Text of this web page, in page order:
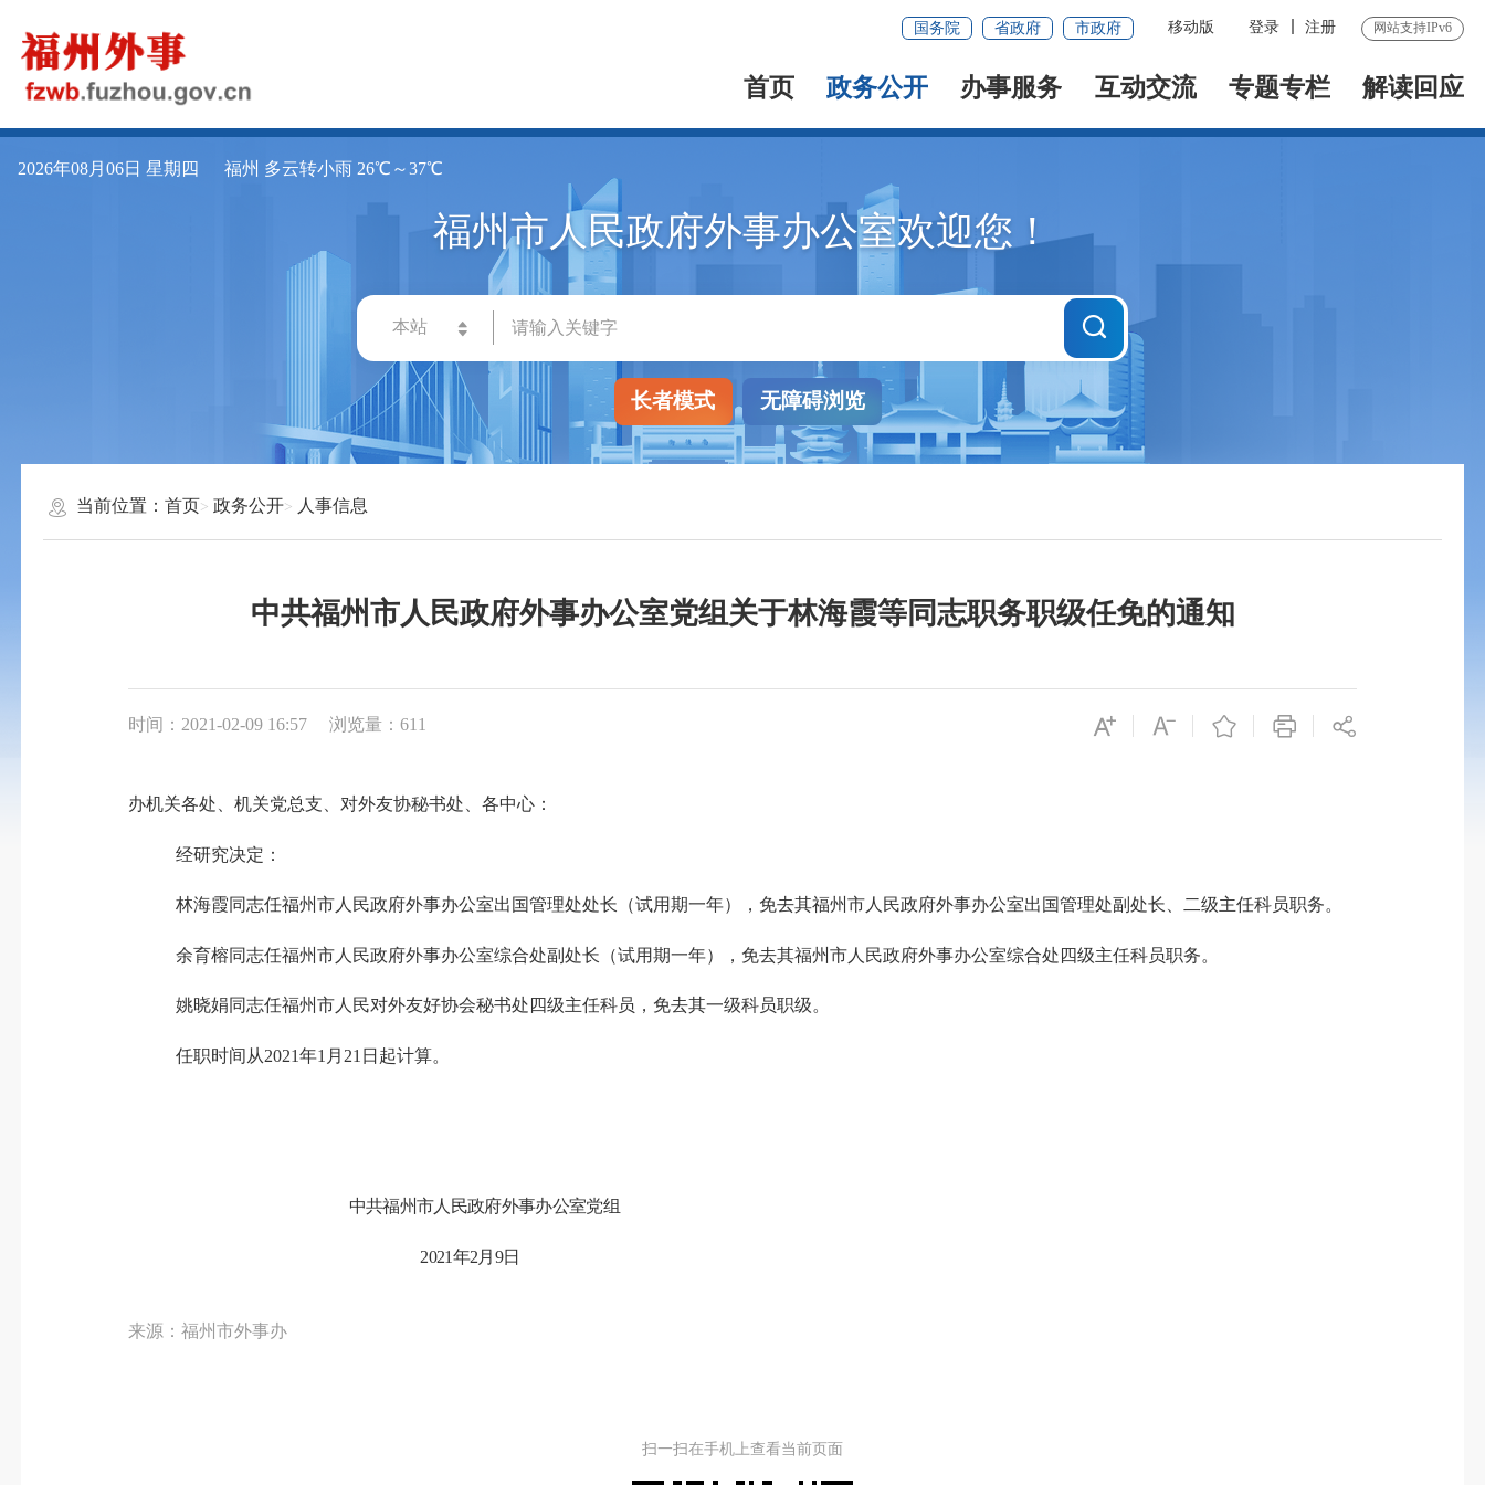
国务院 省政府 市政府 移动版 登录 注册 网站支持IPv6
首页 政务公开 办事服务 互动交流 专题专栏 解读回应
2026年08月06日 星期四 福州 多云转小雨 26℃～37℃
福州市人民政府外事办公室欢迎您！
长者模式 无障碍浏览
当前位置：首页 政务公开 人事信息
中共福州市人民政府外事办公室党组关于林海霞等同志职务职级任免的通知
时间：2021-02-09 16:57 浏览量：611
办机关各处、机关党总支、对外友协秘书处、各中心 ：
经研究决定：
林海霞同志任福州市人民政府外事办公室出国管理处处长（试用期一年），免去其福州市人民政府外事办公室出国管理处副处长、二级主任科员职务。
余育榕同志任福州市人民政府外事办公室综合处副处长（试用期一年），免去其福州市人民政府外事办公室综合处四级主任科员职务。
姚晓娟同志任福州市人民对外友好协会秘书处四级主任科员，免去其一级科员职级。
任职时间从2021年1月21日起计算。
中共福州市人民政府外事办公室党组
2021年2月 9日
来源：福州市外事办
扫一扫在手机上查看当前页面